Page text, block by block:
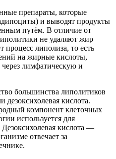
препараты, которые
и выводят продукты
путём. В отличие от
не удаляют жир
липолиза, то есть
на жирные кислоты,
лимфатическую и
большинства липолитиков
кислота.
компонент клеточных
используется для
кислота —
отвечает за